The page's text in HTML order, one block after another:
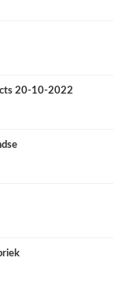
20-10-2022